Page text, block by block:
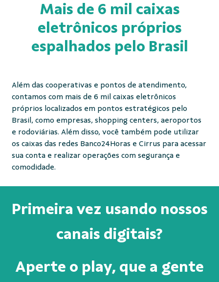
Mais de 6 mil caixas
eletrônicos próprios
espalhados pelo Brasil
Além das cooperativas e pontos de atendimento,
contamos com mais de 6 mil caixas eletrônicos
próprios localizados em pontos estratégicos pelo
Brasil, como empresas, shopping centers, aeroportos
e rodoviárias. Além disso, você também pode utilizar
os caixas das redes Banco24Horas e Cirrus para acessar
sua conta e realizar operações com segurança e
comodidade.
Primeira vez usando nossos
canais digitais?
Aperte o play, que a gente